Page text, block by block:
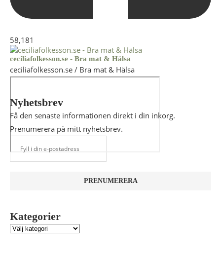
58,181
ceciliafolkesson.se - Bra mat & Hälsa
ceciliafolkesson.se / Bra mat & Hälsa
Nyhetsbrev
Få den senaste informationen direkt i din inkorg.
Prenumerera på mitt nyhetsbrev.
Kategorier